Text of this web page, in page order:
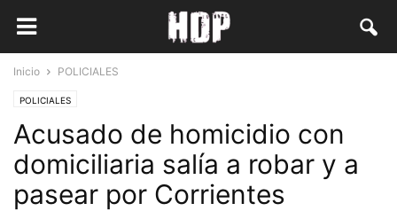
Inicio POLICIALES
POLICIALES
Acusado de homicidio con
domiciliaria salía a robar y a
pasear por Corrientes